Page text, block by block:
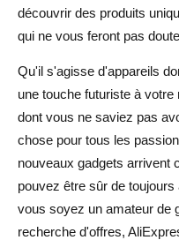
AliDrop
Des gadgets cachés et
pas avoir besoin
1. Des gadgets originaux
2. Gadgets pour les
accessoires de jeu
3. Faciliter encore plus
découvrir des produits
qui ne vous feront pas
Qu'il s'agisse d'appareils
une touche futuriste à
dont vous ne saviez pas
chose pour tous les
nouveaux gadgets arrivent
pouvez être sûr de
vous soyez un amateur de
recherche d'offres,